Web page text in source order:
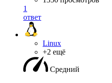
1
ответ
Linux
+2 ещё
Средний